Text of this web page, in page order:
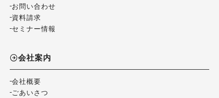
お問い合わせ
資料請求
セミナー情報
会社案内
会社概要
ごあいさつ